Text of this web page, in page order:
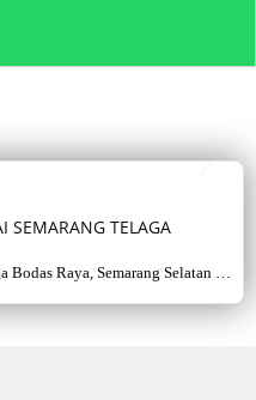
SEMARANG TELAGA
Raya, Semarang Selatan –
asri & strategis.